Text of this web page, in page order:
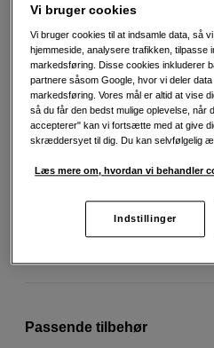
3.090 DKK
Antal
Læg i
Fri fragt ved køb over 500
Passende tilbehør
Vi bruger cookies
Vi bruger cookies til at indsamle data, så
hjemmeside, analysere trafikken, tilpasse
markedsføring. Disse cookies inkluderer
partnere såsom Google, hvor vi deler
markedsføring. Vores mål er altid at vise
så du får den bedst mulige oplevelse, når
accepterer" kan vi fortsætte med at give
skræddersyet til dig. Du kan selvfølgelig
Læs mere om, hvordan vi behandler
Indstillinger